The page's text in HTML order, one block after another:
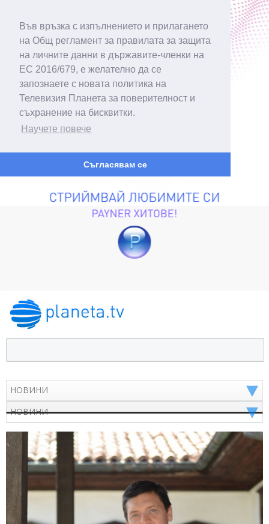
Във връзка с изпълнението и прилагането
на Общ регламент за правилата за защита
на личните данни в държавите-членки на
ЕС 2016/679, е желателно да се
запознаете с новата политика на
Телевизия Планета за поверителност и
съхранение на бисквитки.
Научете повече
Съгласявам се